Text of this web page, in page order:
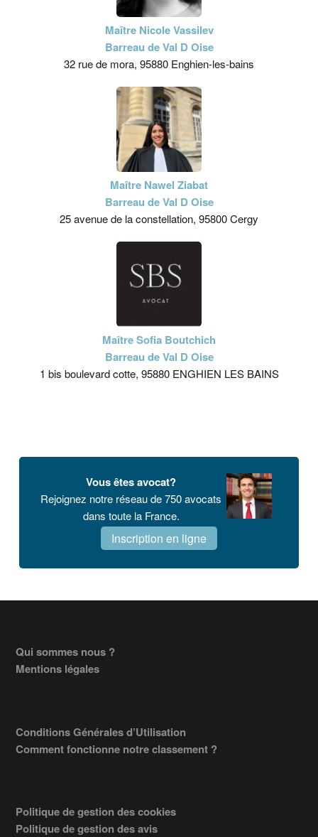
Maître Nicole Vassilev
Barreau de Val D Oise
32 rue de mora, 95880 Enghien-les-bains
Maître Nawel Ziabat
Barreau de Val D Oise
25 avenue de la constellation, 95800 Cergy
Maître Sofia Boutchich
Barreau de Val D Oise
1 bis boulevard cotte, 95880 ENGHIEN LES BAINS
Vous êtes avocat?
Rejoignez notre réseau de 750 avocats
dans toute la France.
Inscription en ligne
Footer
Qui sommes nous ?
Mentions légales
Conditions Générales d’Utilisation
Comment fonctionne notre classement ?
Politique de gestion des cookies
Politique de gestion des avis